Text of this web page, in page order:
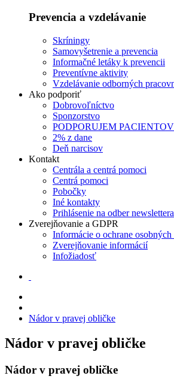
Prevencia a vzdelávanie
Skríningy
Samovyšetrenie a prevencia
Informačné letáky k prevencii
Preventívne aktivity
Vzdelávanie odborných
Ako podporiť
Dobrovoľníctvo
Sponzorstvo
PODPORUJEM
2% z dane
Deň narcisov
Kontakt
Centrála a centrá pomoci
Centrá pomoci
Pobočky
Iné kontakty
Prihlásenie na odber newslettera
Zverejňovanie a GDPR
Informácie o ochrane
Zverejňovanie informácií
Infožiadosť
Nádor v pravej obličke
Nádor v pravej obličke
Nádor v pravej obličke